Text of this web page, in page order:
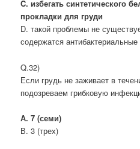
C. избегать синтетического
прокладки для груди
D. такой проблемы не
содержатся
Q.32)
Если грудь не заживает в
подозреваем грибковую
А. 7 (семи)
В. 3 (трех)